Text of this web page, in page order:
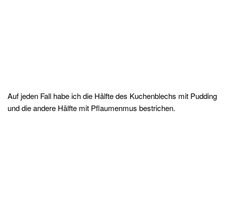
Auf jeden Fall habe ich die Hälfte des Kuchenblechs mit Pudding
und die andere Hälfte mit Pflaumenmus bestrichen.